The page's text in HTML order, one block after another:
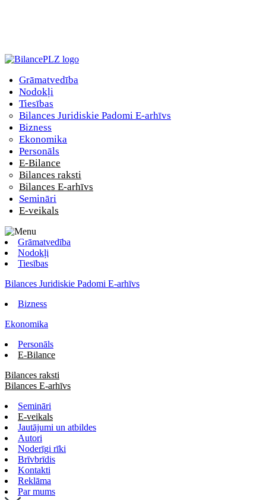
Grāmatvedība
Nodokļi
Tiesības
Bilances Juridiskie Padomi E-arhīvs
Bizness
Ekonomika
Personāls
E-Bilance
Bilances raksti
Bilances E-arhīvs
Semināri
E-veikals
Grāmatvedība
Nodokļi
Tiesības
Bilances Juridiskie Padomi E-arhīvs
Bizness
Ekonomika
Personāls
E-Bilance
Bilances raksti
Bilances E-arhīvs
Semināri
E-veikals
Jautājumi un atbildes
Autori
Noderīgi rīki
Brīvbrīdis
Kontakti
Reklāma
Par mums